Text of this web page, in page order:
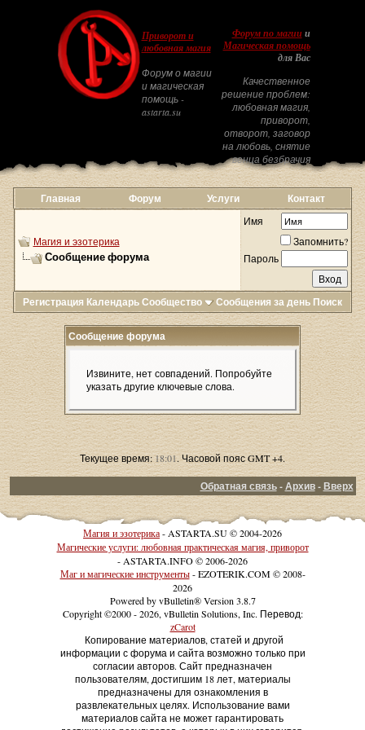
Приворот и
любовная магия
Форум о магии
и магическая
помощь -
astarta.su
Форум по магиии
Магическая помощь
для Вас
Качественное
решение проблем:
любовная магия,
приворот,
отворот, заговор
на любовь, снятие
венца безбрачия
Главная Форум Услуги Контакт
Магия и эзотерика
Сообщение форума
Имя
Запомнить?
Пароль
Регистрация КалендарьСообщество Сообщения за день Поиск
Сообщение форума
Извините, нет совпадений. Попробуйте
указать другие ключевые слова.
Текущее время:18:01. Часовой пояс GMT +4.
Обратная связь-Архив-Вверх
Магия и эзотерика- ASTARTA.SU © 2004-2026
Магические услуги: любовная практическая магия, приворот
- ASTARTA.INFO © 2006-2026
Маг и магические инструменты- EZOTERIK.COM © 2008-
2026
Powered by vBulletin® Version 3.8.7
Copyright ©2000 - 2026, vBulletin Solutions, Inc. Перевод:
zCarot
Копирование материалов, статей и другой
информации с форума и сайта возможно только при
согласии авторов. Сайт предназначен
пользователям, достигшим 18 лет, материалы
предназначены для ознакомления в
развлекательных целях. Использование вами
материалов сайта не может гарантировать